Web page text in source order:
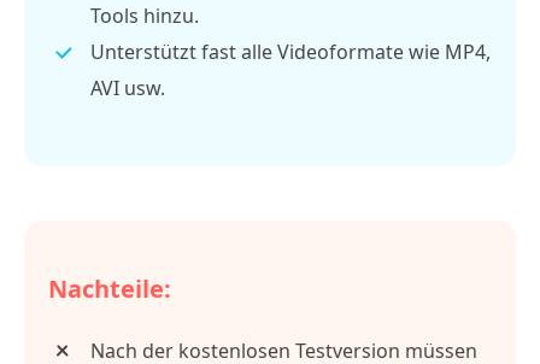
Tools hinzu.
Unterstützt fast alle Videoformate wie MP4,
AVI usw.
Nachteile:
Nach der kostenlosen Testversion müssen